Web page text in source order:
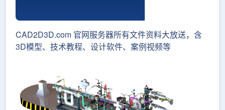
CAD2D3D.com 官网服务器所有文件资料大放送，含
3D模型、技术教程、设计软件、案例视频等